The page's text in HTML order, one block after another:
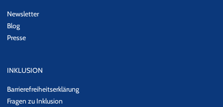
Newsletter
Blog
Presse
INKLUSION
Barrierefreiheitserklärung
Fragen zu Inklusion